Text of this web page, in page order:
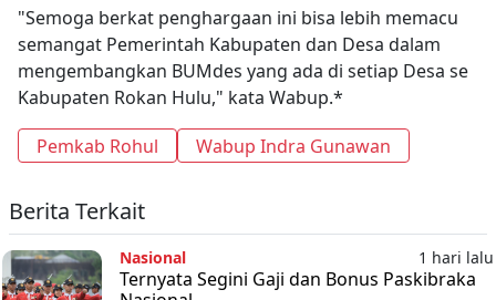
"Semoga berkat penghargaan ini bisa lebih memacu
semangat Pemerintah Kabupaten dan Desa dalam
mengembangkan BUMdes yang ada di setiap Desa se
Kabupaten Rokan Hulu," kata Wabup.*
Pemkab Rohul
Wabup Indra Gunawan
Berita Terkait
Nasional 1 hari lalu
Ternyata Segini Gaji dan Bonus Paskibraka